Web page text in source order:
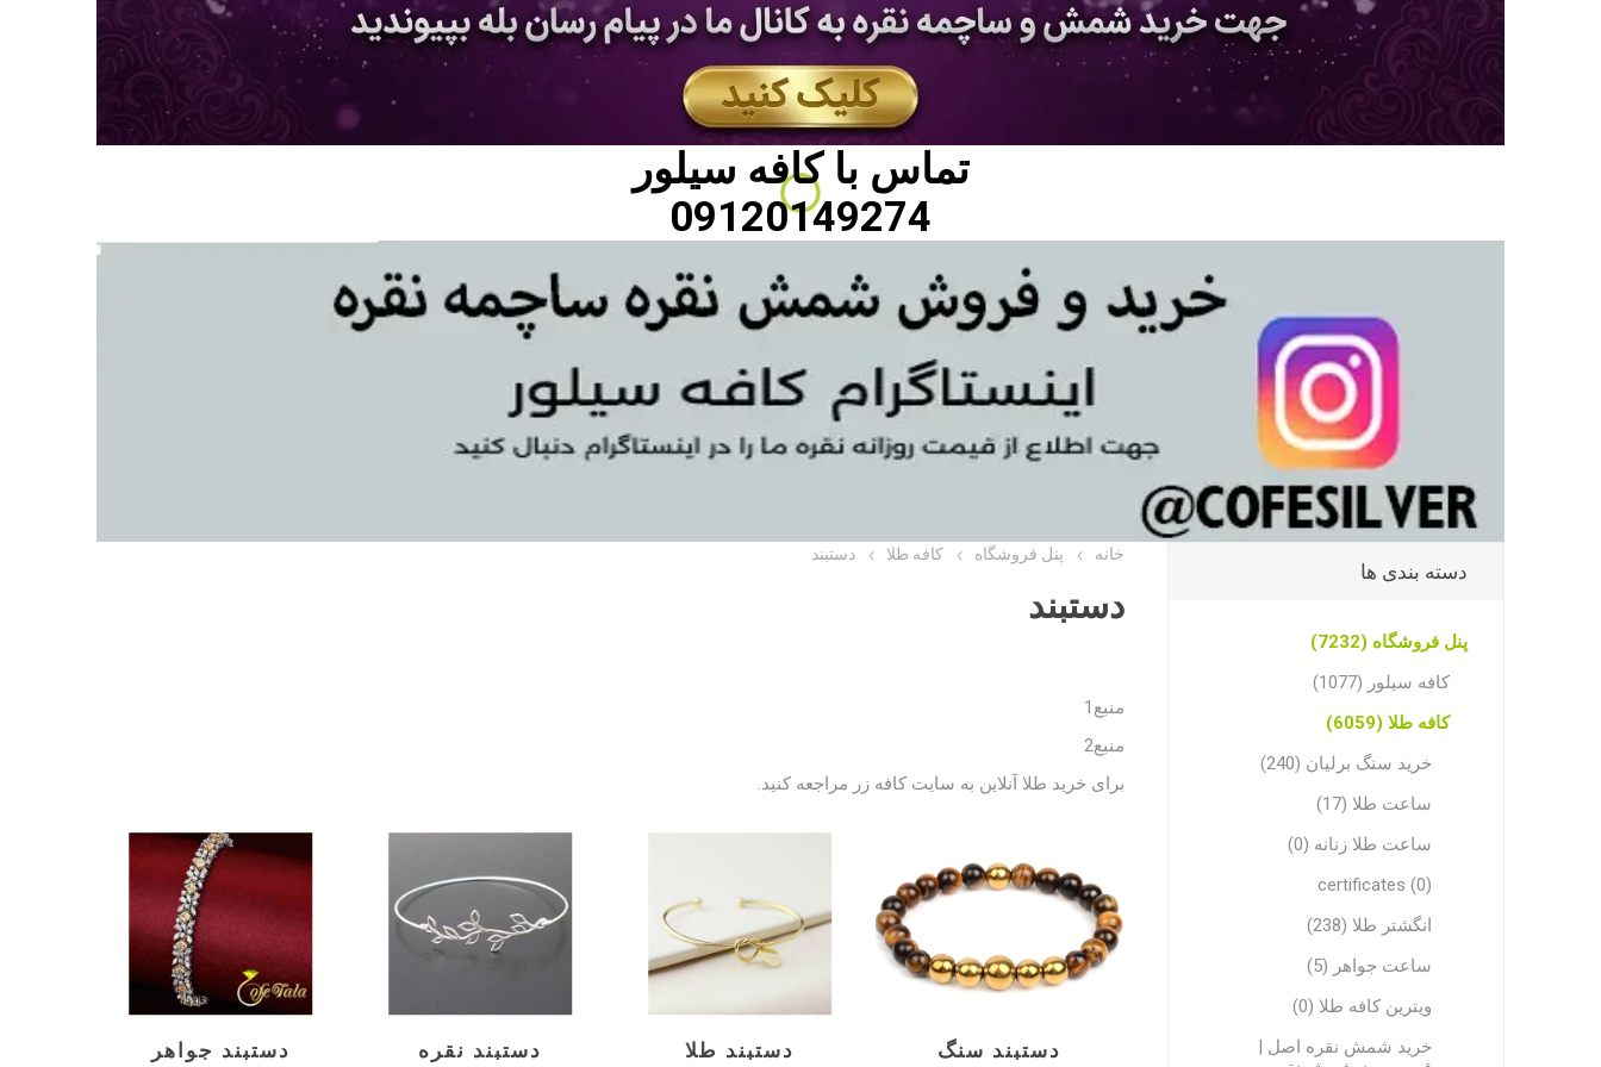
تماس باکافه سیلور
09120149274
خانه پنل فروشگاه کافه طلا دستبند
دستبند
منبع1
منبع2
برای خرید طلا آنلاین به سایت کافه زر مراجعه کنید.
دستبند سنگ دستبند طلا دستبند نقره دستبند جواهر
دسته بندی ها
پنل فروشگاه (7232)
کافه سیلور (1077)
کافه طلا (6059)
خرید سنگ برلیان (240)
ساعت طلا (17)
ساعت طلا زنانه (0)
certificates (0)
انگشتر طلا (238)
ساعت جواهر (5)
ویترین کافه طلا (0)
خرید شمش نقره اصل |